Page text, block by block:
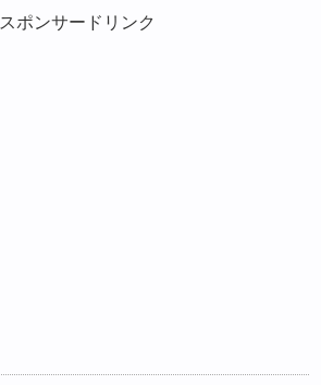
スポンサードリンク